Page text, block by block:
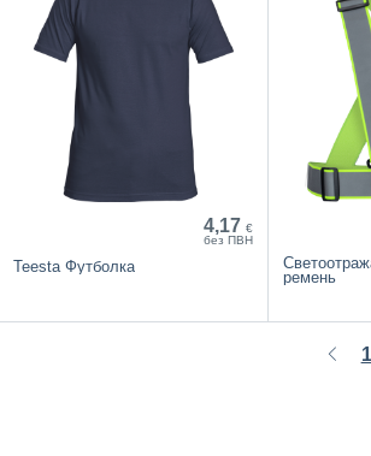
4,17 €
без ПВН
Teesta Футболка
ремень
1